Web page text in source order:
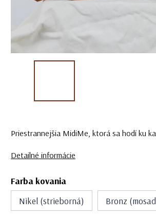
Priestrannejšia MidiMe, ktorá sa hodí ku
Detailné informácie
Farba kovania
Nikel (strieborná)
Bronz